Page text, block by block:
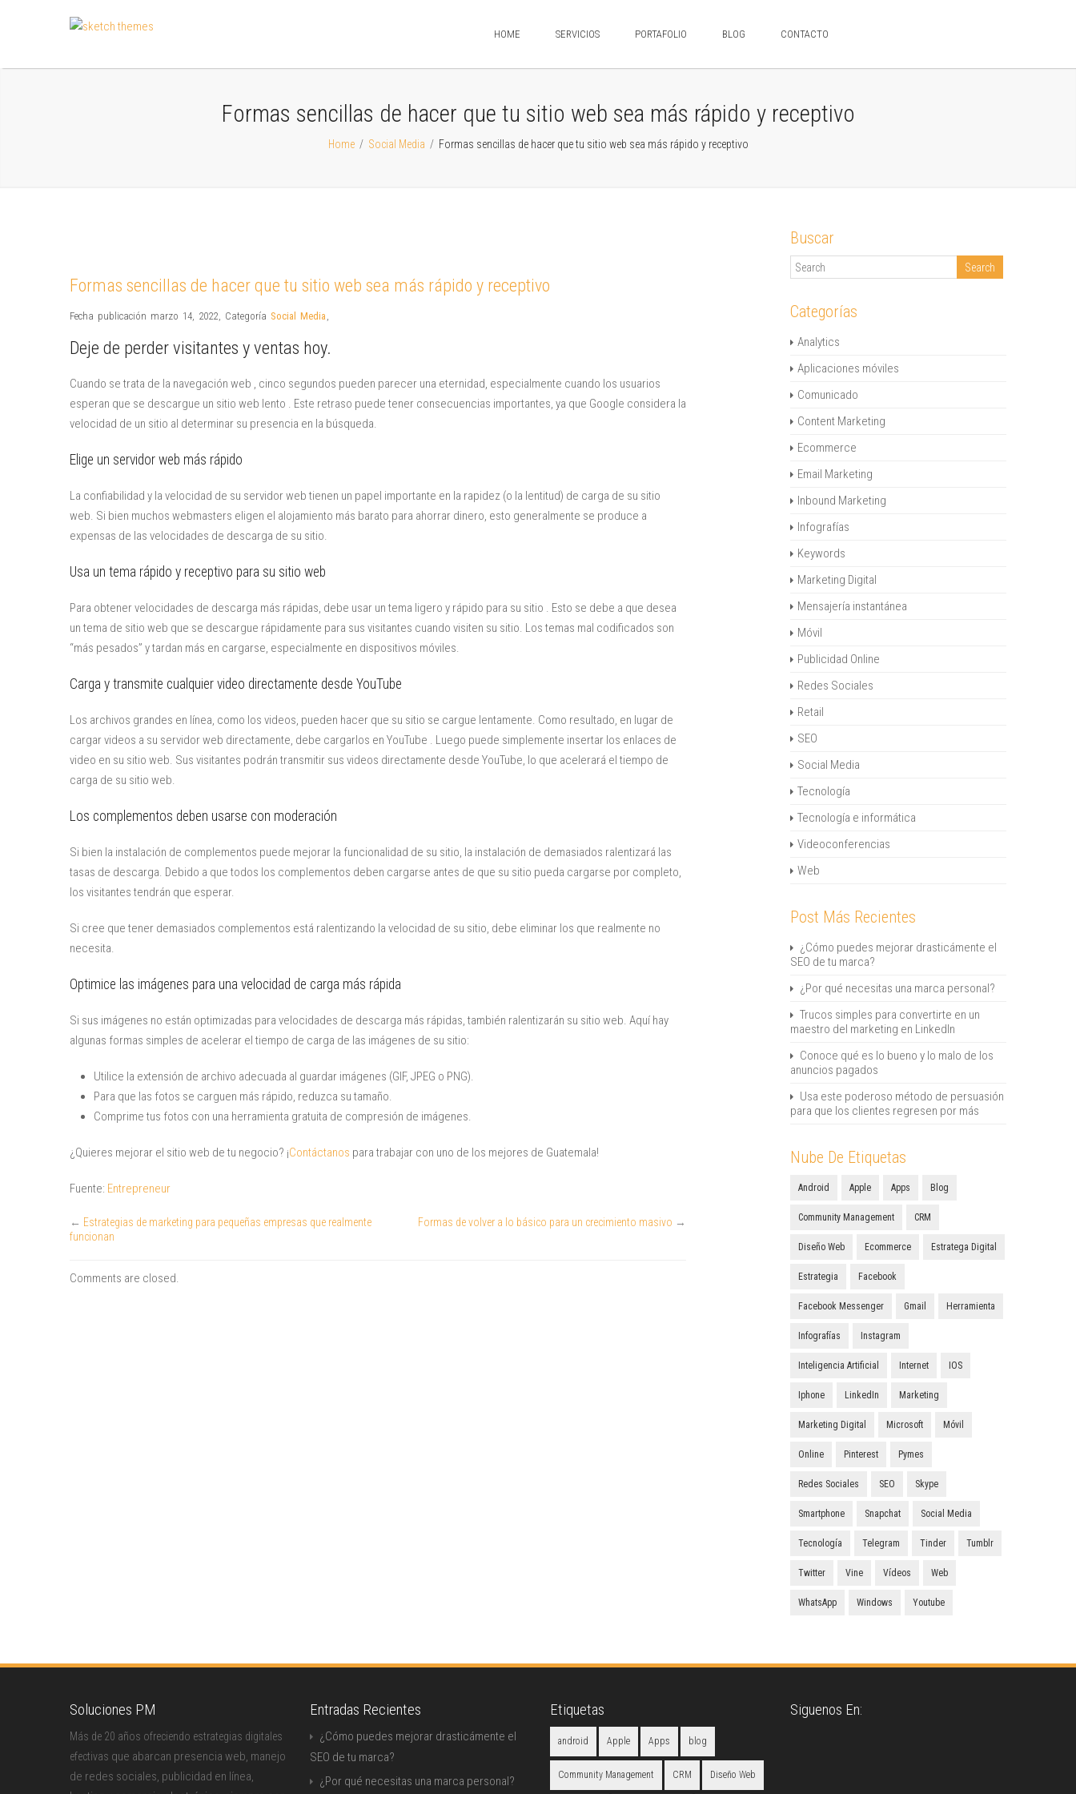
HOME SERVICIOS PORTAFOLIO BLOG CONTACTO
Formas sencillas de hacer que tu sitio web sea más rápido y receptivo
Home / Social Media / Formas sencillas de hacer que tu sitio web sea más rápido y receptivo
Formas sencillas de hacer que tu sitio web sea más rápido y receptivo
Fecha publicación marzo 14, 2022, Categoría Social Media ,
Deje de perder visitantes y ventas hoy.
Cuando se trata de la navegación web , cinco segundos pueden parecer una eternidad, especialmente cuando los usuarios
esperan que se descargue un sitio web lento . Este retraso puede tener consecuencias importantes, ya que Google considera la
velocidad de un sitio al determinar su presencia en la búsqueda.
Elige un servidor web más rápido
La confiabilidad y la velocidad de su servidor web tienen un papel importante en la rapidez (o la lentitud) de carga de su sitio
web. Si bien muchos webmasters eligen el alojamiento más barato para ahorrar dinero, esto generalmente se produce a
expensas de las velocidades de descarga de su sitio.
Usa un tema rápido y receptivo para su sitio web
Para obtener velocidades de descarga más rápidas, debe usar un tema ligero y rápido para su sitio . Esto se debe a que desea
un tema de sitio web que se descargue rápidamente para sus visitantes cuando visiten su sitio. Los temas mal codificados son
“más pesados” y tardan más en cargarse, especialmente en dispositivos móviles.
Carga y transmite cualquier video directamente desde YouTube
Los archivos grandes en línea, como los videos, pueden hacer que su sitio se cargue lentamente. Como resultado, en lugar de
cargar videos a su servidor web directamente, debe cargarlos en YouTube . Luego puede simplemente insertar los enlaces de
video en su sitio web. Sus visitantes podrán transmitir sus videos directamente desde YouTube, lo que acelerará el tiempo de
carga de su sitio web.
Los complementos deben usarse con moderación
Si bien la instalación de complementos puede mejorar la funcionalidad de su sitio, la instalación de demasiados ralentizará las
tasas de descarga. Debido a que todos los complementos deben cargarse antes de que su sitio pueda cargarse por completo,
los visitantes tendrán que esperar.
Si cree que tener demasiados complementos está ralentizando la velocidad de su sitio, debe eliminar los que realmente no
necesita.
Optimice las imágenes para una velocidad de carga más rápida
Si sus imágenes no están optimizadas para velocidades de descarga más rápidas, también ralentizarán su sitio web. Aquí hay
algunas formas simples de acelerar el tiempo de carga de las imágenes de su sitio:
Utilice la extensión de archivo adecuada al guardar imágenes (GIF, JPEG o PNG).
Para que las fotos se carguen más rápido, reduzca su tamaño.
Comprime tus fotos con una herramienta gratuita de compresión de imágenes.
¿Quieres mejorar el sitio web de tu negocio? ¡Contáctanos para trabajar con uno de los mejores de Guatemala!
Fuente: Entrepreneur
← Estrategias de marketing para pequeñas empresas que realmente
funcionan
Formas de volver a lo básico para un crecimiento masivo →
Comments are closed.
Buscar
Categorías
Analytics
Aplicaciones móviles
Comunicado
Content Marketing
Ecommerce
Email Marketing
Inbound Marketing
Infografías
Keywords
Marketing Digital
Mensajería instantánea
Móvil
Publicidad Online
Redes Sociales
Retail
SEO
Social Media
Tecnología
Tecnología e informática
Videoconferencias
Web
Post Más Recientes
¿Cómo puedes mejorar drasticámente el
SEO de tu marca?
¿Por qué necesitas una marca personal?
Trucos simples para convertirte en un
maestro del marketing en LinkedIn
Conoce qué es lo bueno y lo malo de los
anuncios pagados
Usa este poderoso método de persuasión
para que los clientes regresen por más
Nube De Etiquetas
Android Apple Apps Blog
Community Management CRM
Diseño Web Ecommerce Estratega Digital
Estrategia Facebook
Facebook Messenger Gmail Herramienta
Infografías Instagram
Inteligencia Artificial Internet IOS
Iphone LinkedIn Marketing
Marketing Digital Microsoft Móvil
Online Pinterest Pymes
Redes Sociales SEO Skype
Smartphone Snapchat Social Media
Tecnología Telegram Tinder Tumblr
Twitter Vine Vídeos Web
WhatsApp Windows Youtube
Soluciones PM
Más de 20 años ofreciendo estrategias digitales
efectivas que abarcan presencia web, manejo
de redes sociales, publicidad en línea,
Entradas Recientes
¿Cómo puedes mejorar drasticámente el
SEO de tu marca?
¿Por qué necesitas una marca personal?
Etiquetas
android Apple Apps blog
Community Management CRM Diseño Web
Siguenos En: